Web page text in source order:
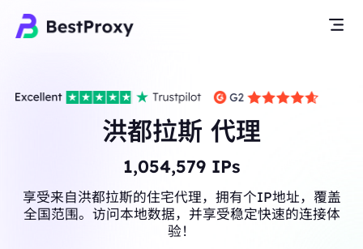
洪都拉斯 代理
1,054,579IPs
享受来自洪都拉斯的住宅代理，拥有个IP地址，覆盖
全国范围。访问本地数据，并享受稳定快速的连接体
验！